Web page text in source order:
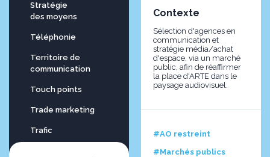
Stratégie
des moyens
Téléphonie
Territoire de
communication
Touch points
Trade marketing
Trafic
Contexte
Sélection d'agences en
communication et
stratégie média/achat
d'espace, via un marché
public, afin de réaffirmer
la place d'ARTE dans le
paysage audiovisuel.
#AO restreint
#Marchés publics